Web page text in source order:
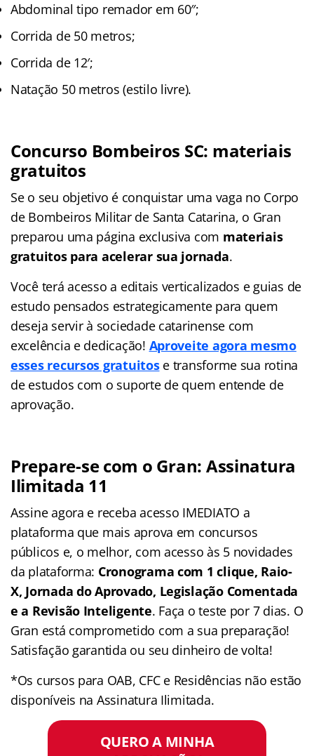
Abdominal tipo remador em 60″;
Corrida de 50 metros;
Corrida de 12′;
Natação 50 metros (estilo livre).
Concurso Bombeiros SC: materiais
gratuitos
Se o seu objetivo é conquistar uma vaga no Corpo
de Bombeiros Militar de Santa Catarina, o Gran
preparou uma página exclusiva com materiais
gratuitos para acelerar sua jornada.
Você terá acesso a editais verticalizados e guias de
estudo pensados estrategicamente para quem
deseja servir à sociedade catarinense com
excelência e dedicação! Aproveite agora mesmo
esses recursos gratuitose transforme sua rotina
de estudos com o suporte de quem entende de
aprovação.
Prepare-se com o Gran: Assinatura
Ilimitada 11
Assine agora e receba acesso IMEDIATO a
plataforma que mais aprova em concursos
públicos e, o melhor, com acesso às 5 novidades
da plataforma: Cronograma com 1 clique, Raio-
X, Jornada do Aprovado, Legislação Comentada
e a Revisão Inteligente. Faça o teste por 7 dias. O
Gran está comprometido com a sua preparação!
Satisfação garantida ou seu dinheiro de volta!
*Os cursos para OAB, CFC e Residências não estão
disponíveis na Assinatura Ilimitada.
QUERO A MINHA